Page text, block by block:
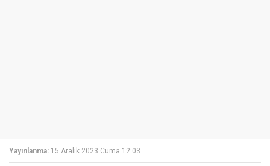
Yayınlanma: 15 Aralık 2023 Cuma 12:03